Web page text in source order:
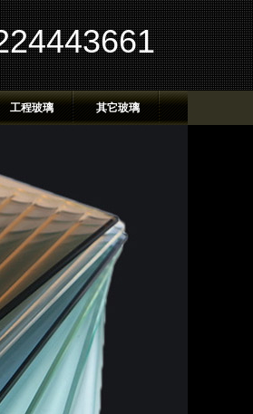
工程玻璃 其它玻璃